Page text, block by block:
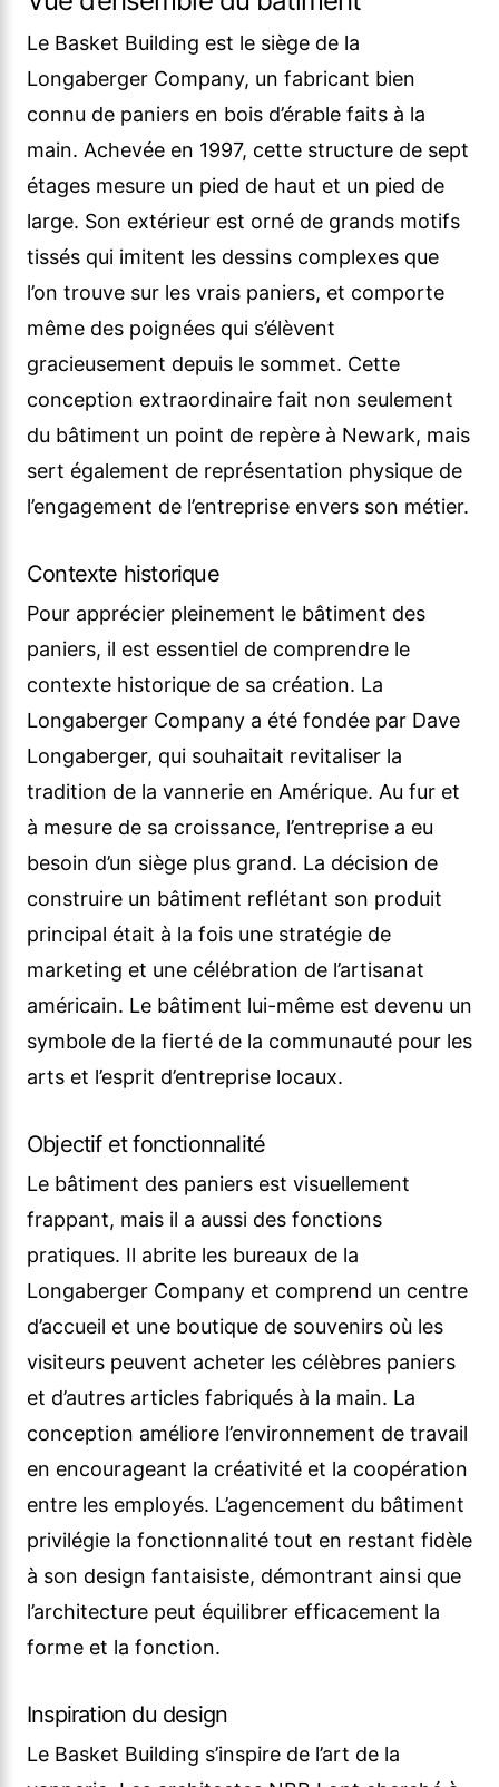
Le Basket Building est le siège de la
Longaberger Company, un fabricant bien
connu de paniers en bois d’érable faits à la
main. Achevée en 1997, cette structure de sept
étages mesure un pied de haut et un pied de
large. Son extérieur est orné de grands motifs
tissés qui imitent les dessins complexes que
l’on trouve sur les vrais paniers, et comporte
même des poignées qui s’élèvent
gracieusement depuis le sommet. Cette
conception extraordinaire fait non seulement
du bâtiment un point de repère à Newark, mais
sert également de représentation physique de
l’engagement de l’entreprise envers son métier.
Contexte historique
Pour apprécier pleinement le bâtiment des
paniers, il est essentiel de comprendre le
contexte historique de sa création. La
Longaberger Company a été fondée par Dave
Longaberger, qui souhaitait revitaliser la
tradition de la vannerie en Amérique. Au fur et
à mesure de sa croissance, l’entreprise a eu
besoin d’un siège plus grand. La décision de
construire un bâtiment reflétant son produit
principal était à la fois une stratégie de
marketing et une célébration de l’artisanat
américain. Le bâtiment lui-même est devenu un
symbole de la fierté de la communauté pour les
arts et l’esprit d’entreprise locaux.
Objectif et fonctionnalité
Le bâtiment des paniers est visuellement
frappant, mais il a aussi des fonctions
pratiques. Il abrite les bureaux de la
Longaberger Company et comprend un centre
d’accueil et une boutique de souvenirs où les
visiteurs peuvent acheter les célèbres paniers
et d’autres articles fabriqués à la main. La
conception améliore l’environnement de travail
en encourageant la créativité et la coopération
entre les employés. L’agencement du bâtiment
privilégie la fonctionnalité tout en restant fidèle
à son design fantaisiste, démontrant ainsi que
l’architecture peut équilibrer efficacement la
forme et la fonction.
Inspiration du design
Le Basket Building s’inspire de l’art de la